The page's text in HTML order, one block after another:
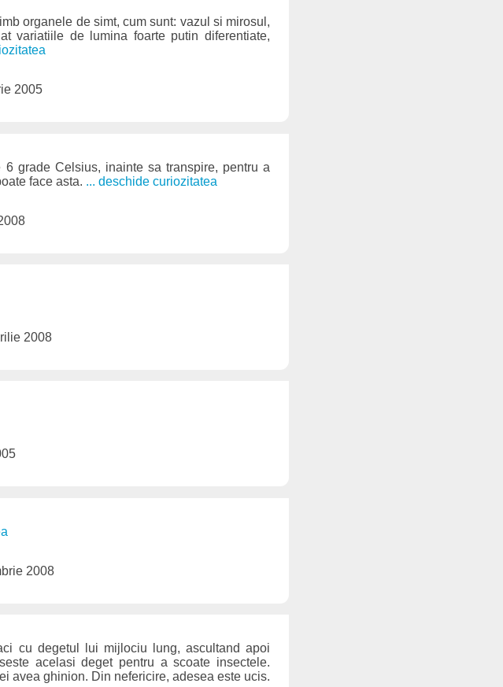
organele de simt, cum sunt: vazul si mirosul,
variatiile de lumina foarte putin diferentiate,
2005
grade Celsius, inainte sa transpire, pentru a
face asta. ... deschide curiozitatea
2008
2008
cu degetul lui mijlociu lung, ascultand apoi
acelasi deget pentru a scoate insectele.
avea ghinion. Din nefericire, adesea este ucis.